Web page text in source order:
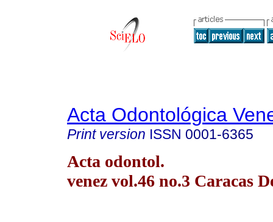
Acta Odontológica
Print version ISSN 0001-6365
Acta odontol.
venez vol.46 no.3 Caracas